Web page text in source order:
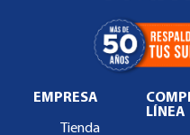
EMPRESA
Tienda
LÍNEA